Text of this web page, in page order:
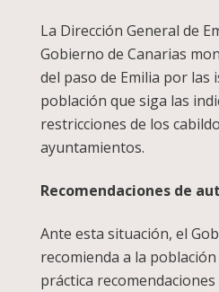
La Dirección General de
Gobierno de Canarias
del paso de Emilia por las
población que siga las
restricciones de los
ayuntamientos.
Recomendaciones de
Ante esta situación, el
recomienda a la
práctica